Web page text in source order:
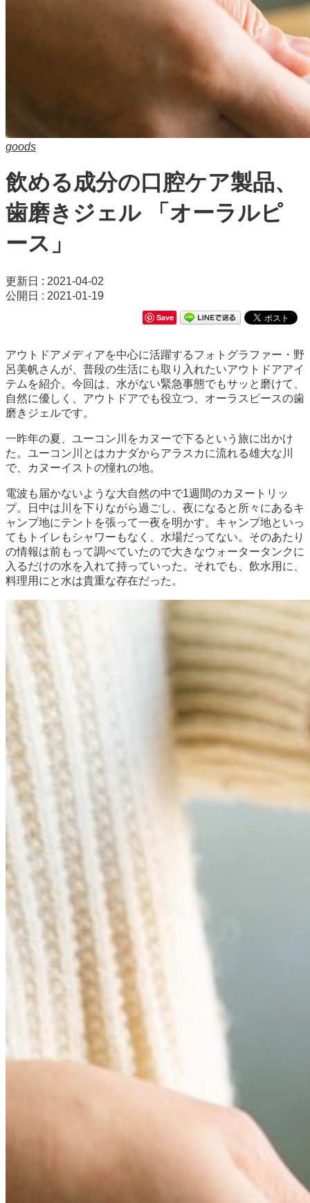
goods
飲める成分の口腔ケア製品、
歯磨きジェル 「オーラルピ
ース」
更新日 : 2021-04-02
公開日 : 2021-01-19
Save
アウトドアメディアを中心に活躍するフォトグラファー・野
呂美帆さんが、普段の生活にも取り入れたいアウトドアアイ
テムを紹介。今回は、水がない緊急事態でもサッと磨けて、
自然に優しく、アウトドアでも役立つ、オーラスピースの歯
磨きジェルです。
一昨年の夏、ユーコン川をカヌーで下るという旅に出かけ
た。ユーコン川とはカナダからアラスカに流れる雄大な川
で、カヌーイストの憧れの地。
電波も届かないような大自然の中で1週間のカヌートリッ
プ。日中は川を下りながら過ごし、夜になると所々にあるキ
ャンプ地にテントを張って一夜を明かす。キャンプ地といっ
てもトイレもシャワーもなく、水場だってない。そのあたり
の情報は前もって調べていたので大きなウォータータンクに
入るだけの水を入れて持っていった。それでも、飲水用に、
料理用にと水は貴重な存在だった。